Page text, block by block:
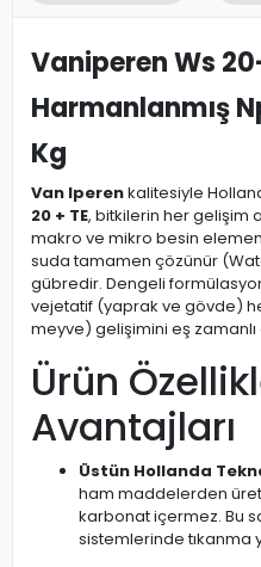
Vaniperen Ws
Harmanlanmış
Kg
Van Iperenkalitesiyle
20 + TE, bitkilerin her gelişim
makro ve mikro besin
suda tamamen çözünür
gübredir. Dengeli
vejetatif (yaprak ve gövde)
meyve) gelişimini eş
Ürün
Avantajları
Üstün Hollanda
ham maddelerden
karbonat içermez. Bu
sistemlerinde tıkanma